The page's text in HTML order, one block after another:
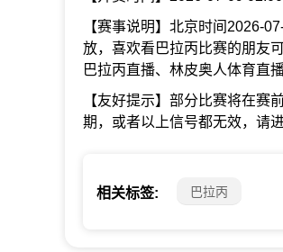
【赛事说明】北京时间2026-
放，喜欢看巴拉丙比赛的朋友
巴拉丙直播、林皮奥人体育直
【友好提示】部分比赛将在赛
期，或者以上信号都无效，请
相关标签: 巴拉丙